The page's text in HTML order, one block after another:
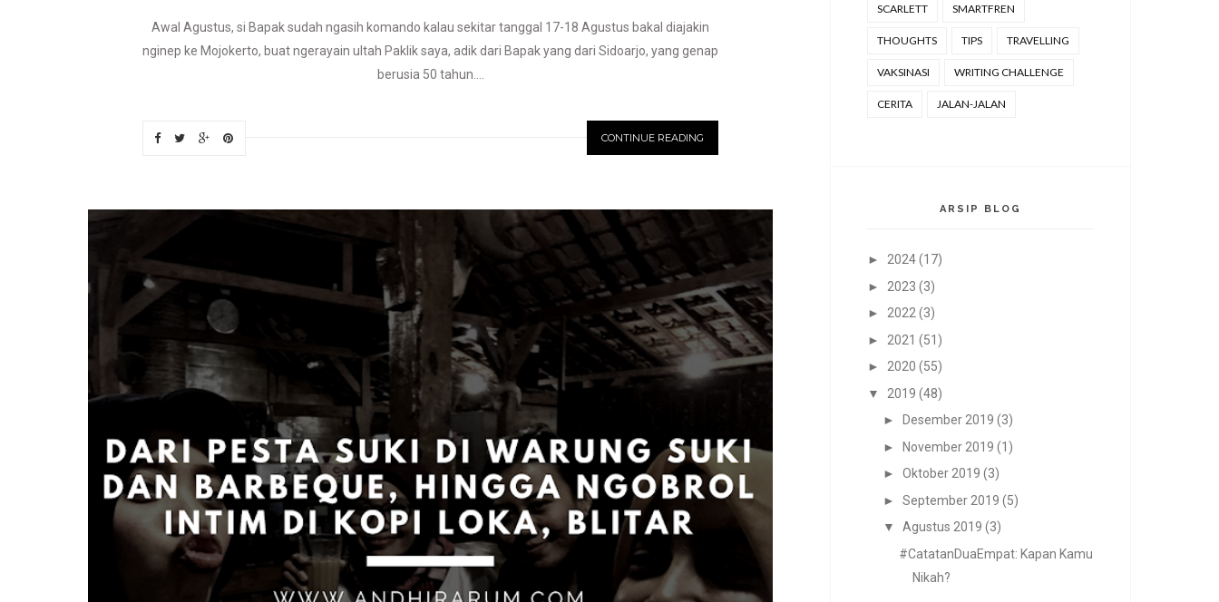
Awal Agustus, si Bapak sudah ngasih komando kalau sekitar tanggal 17-18 Agustus bakal diajakin
nginep ke Mojokerto, buat ngerayain ultah Paklik saya, adik dari Bapak yang dari Sidoarjo, yang genap
berusia 50 tahun....
CONTINUE READING
SCARLETT SMARTFREN
THOUGHTS TIPS TRAVELLING
VAKSINASI WRITING CHALLENGE
CERITA JALAN-JALAN
ARSIP BLOG
► 2024(17)
► 2023 (3)
► 2022 (3)
► 2021 (51)
► 2020 (55)
▼
2019 (48)
►
Desember 2019 (3)
► November 2019 (1)
► Oktober 2019 (3)
► September 2019 (5)
▼
Agustus 2019 (3)
#CatatanDuaEmpat: Kapan Kamu
Nikah?